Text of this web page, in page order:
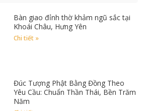
Bàn giao đỉnh thờ khảm ngũ sắc tại
Khoái Châu, Hưng Yên
Chi tiết »
Đúc Tượng Phật Bằng Đồng Theo
Yêu Cầu: Chuẩn Thần Thái, Bền Trăm
Năm